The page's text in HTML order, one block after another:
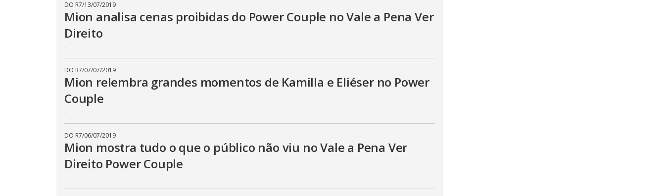
DO R7/13/07/2019
Mion analisa cenas proibidas do Power Couple no Vale a Pena Ver
Direito
.
DO R7/07/07/2019
Mion relembra grandes momentos de Kamilla e Eliéser no Power
Couple
.
DO R7/06/07/2019
Mion mostra tudo o que o público não viu no Vale a Pena Ver
Direito Power Couple
.